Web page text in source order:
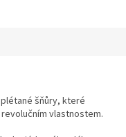
šňůry, které
vlastnostem.